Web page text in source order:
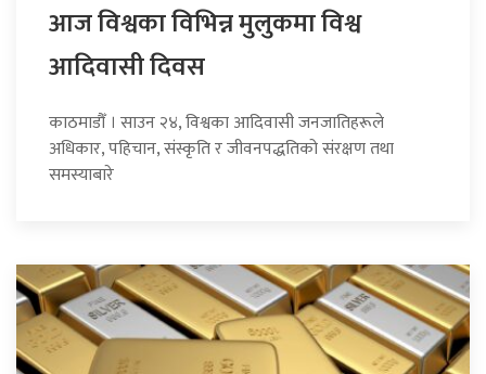
आज विश्वका विभिन्न मुलुकमा विश्व
आदिवासी दिवस
काठमाडौँ । साउन २४, विश्वका आदिवासी जनजातिहरूले
अधिकार, पहिचान, संस्कृति र जीवनपद्धतिको संरक्षण तथा
समस्याबारे